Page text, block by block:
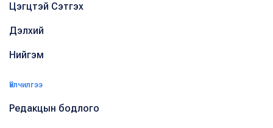
Цэгцтэй Сэтгэх
Дэлхий
Нийгэм
Үйлчилгээ
Редакцын бодлого